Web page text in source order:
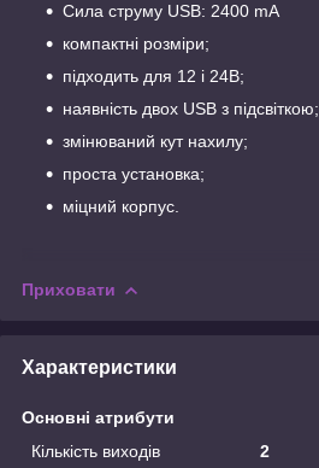
Сила струму USB: 2400 mA
компактні розміри;
підходить для 12 і 24В;
наявність двох USB з підсвіткою;
змінюваний кут нахилу;
проста установка;
міцний корпус.
Приховати
Характеристики
Основні атрибути
Кількість виходів
2